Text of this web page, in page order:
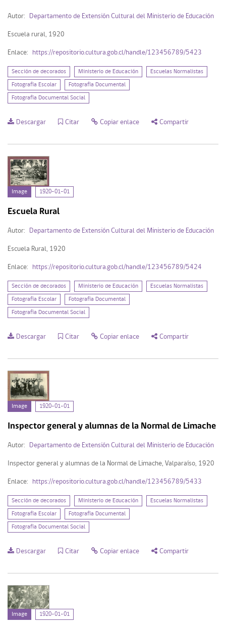
Autor: Departamento de Extensión Cultural del Ministerio de Educación
Escuela rural, 1920
Enlace: https://repositorio.cultura.gob.cl/handle/123456789/5423
Sección de decorados Ministerio de Educación Escuelas Normalistas
Fotografía Escolar Fotografía Documental
Fotografía Documental Social
Descargar Citar Copiar enlace Compartir
Image 1920-01-01
Escuela Rural
Autor: Departamento de Extensión Cultural del Ministerio de Educación
Escuela Rural, 1920
Enlace: https://repositorio.cultura.gob.cl/handle/123456789/5424
Sección de decorados Ministerio de Educación Escuelas Normalistas
Fotografía Escolar Fotografía Documental
Fotografía Documental Social
Descargar Citar Copiar enlace Compartir
Image 1920-01-01
Inspector general y alumnas de la Normal de Limache
Autor: Departamento de Extensión Cultural del Ministerio de Educación
Inspector general y alumnas de la Normal de Limache, Valparaíso, 1920
Enlace: https://repositorio.cultura.gob.cl/handle/123456789/5433
Sección de decorados Ministerio de Educación Escuelas Normalistas
Fotografía Escolar Fotografía Documental
Fotografía Documental Social
Descargar Citar Copiar enlace Compartir
Image 1920-01-01